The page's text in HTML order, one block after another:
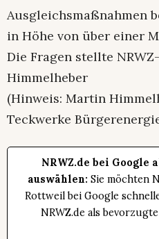
Ausgleichsmaßnahmen
in Höhe von über einer
Die Fragen stellte
Himmelheber
(Hinweis: Martin
Teckwerke
NRWZ.de bei Google
auswählen: Sie möchten
Rottweil bei Google
NRWZ.de als